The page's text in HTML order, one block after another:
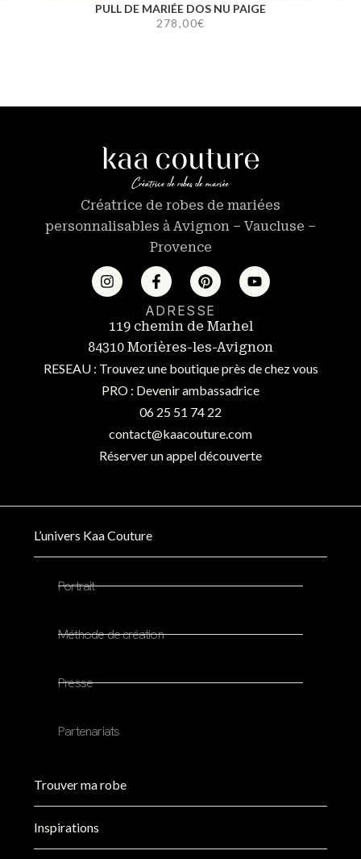
PULL DE MARIÉE DOS NU PAIGE
278,00€
L’univers Kaa Couture
Portrait
Méthode de création
Presse
Partenariats
Trouver ma robe
Inspirations
ADRESSE
119 chemin de Marhel
84310 Morières-les-Avignon
RESEAU : Trouvez une boutique près de chez vous
PRO : Devenir ambassadrice
Créatrice de robes de mariées
personnalisables à Avignon – Vaucluse –
Provence
06 25 51 74 22
contact@kaacouture.com
Réserver un appel découverte